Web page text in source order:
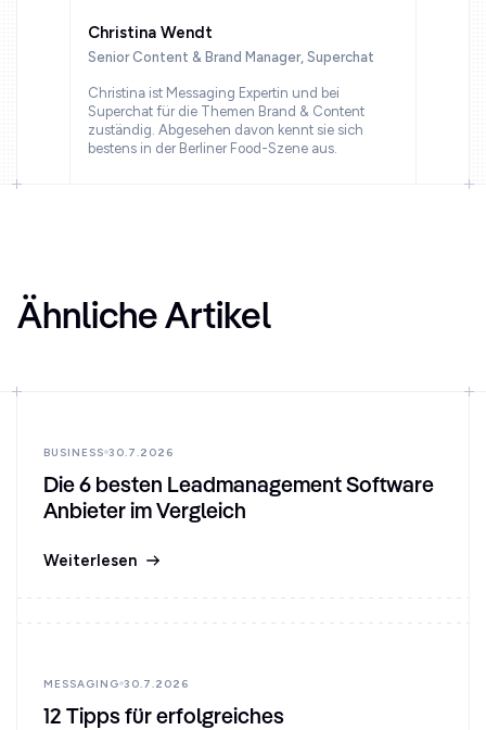
Christina Wendt
Senior Content & Brand Manager, Superchat
Christina ist Messaging Expertin und bei
Superchat für die Themen Brand & Content
zuständig. Abgesehen davon kennt sie sich
bestens in der Berliner Food-Szene aus.
Ähnliche Artikel
BUSINESS 30.7.2026
Die 6 besten Leadmanagement Software
Anbieter im Vergleich
Weiterlesen
MESSAGING 30.7.2026
12 Tipps für erfolgreiches